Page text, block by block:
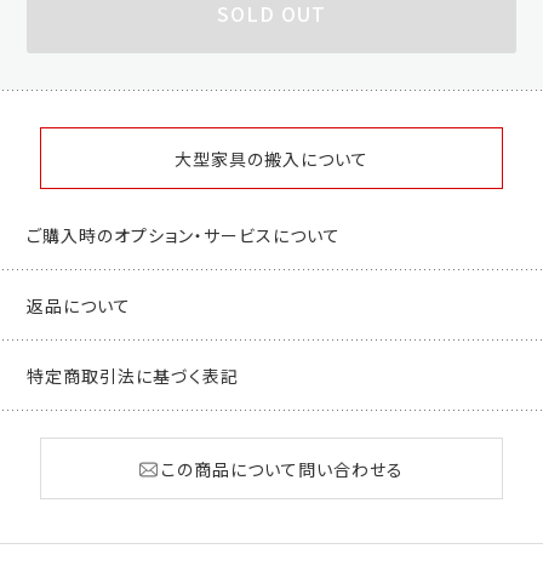
SOLD OUT
大型家具の搬入について
ご購入時のオプション・サービスについて
返品について
特定商取引法に基づく表記
この商品について問い合わせる